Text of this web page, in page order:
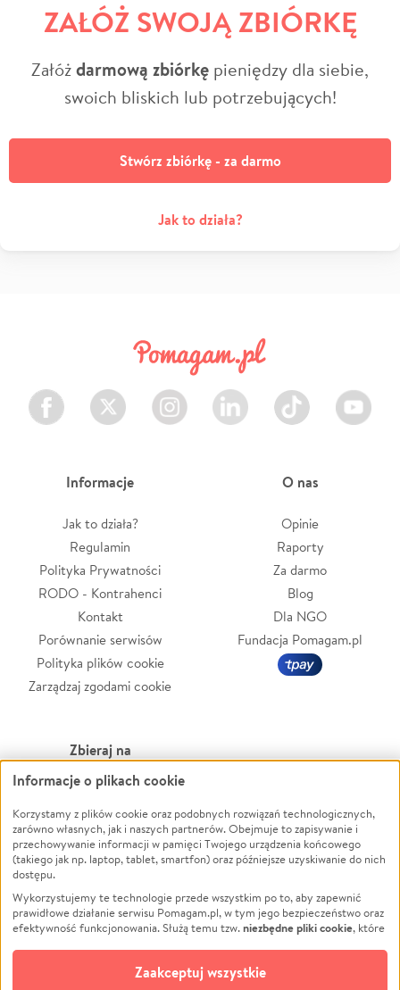
ZAŁÓŻ SWOJĄ ZBIÓRKĘ
Załóżdarmową zbiórkę pieniędzy dla siebie,
swoich bliskich lub potrzebujących!
Stwórz zbiórkę - za darmo
Jak to działa?
Facebook Twitter Instagram LinkedIn TikTok Youtube
Informacje
Jak to działa?
Regulamin
Polityka Prywatności
RODO - Kontrahenci
Kontakt
Porównanie serwisów
Polityka plików cookie
Zarządzaj zgodami cookie
O nas
Opinie
Raporty
Za darmo
Blog
Dla NGO
Fundacja Pomagam.pl
Zbieraj na
Leczenie
Zwierzęta
Pożar
Ukraina
Pomoc Finansowa
Projekty
Pogrzeb
Społeczność lokalna
Powódź
Wichura
NGO
Edukacja
Podróż
Impreza
Ochrona środowiska
Informacje o plikach cookie
Korzystamy z plików cookie oraz podobnych rozwiązań technologicznych,
zarówno własnych, jak i naszych partnerów. Obejmuje to zapisywanie i
przechowywanie informacji w pamięci Twojego urządzenia końcowego
(takiego jak np. laptop, tablet, smartfon) oraz późniejsze uzyskiwanie do nich
dostępu.
Wykorzystujemy te technologie przede wszystkim po to, aby zapewnić
prawidłowe działanie serwisu Pomagam.pl, w tym jego bezpieczeństwo oraz
efektywność funkcjonowania. Służą temu tzw.niezbędne pliki cookie, które
opcjonalnych plików cookie
technologii do celów analitycznych i retargetingowych. Możesz wyrazić
Zaakceptuj wszystkie